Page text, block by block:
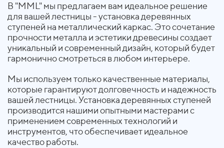
В "MML" мы предлагаем вам идеальное решение
для вашей лестницы - установка деревянных
ступеней на металлический каркас. Это сочетание
прочности металла и эстетики древесины создает
уникальный и современный дизайн, который будет
гармонично смотреться в любом интерьере.
Мы используем только качественные материалы,
которые гарантируют долговечность и надежность
вашей лестницы. Установка деревянных ступеней
производится нашими опытными мастерами с
применением современных технологий и
инструментов, что обеспечивает идеальное
качество работы.